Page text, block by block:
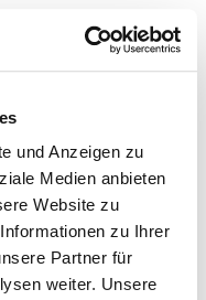
und Anzeigen zu
Medien anbieten
Website zu
zu Ihrer
Partner für
weiter. Unsere